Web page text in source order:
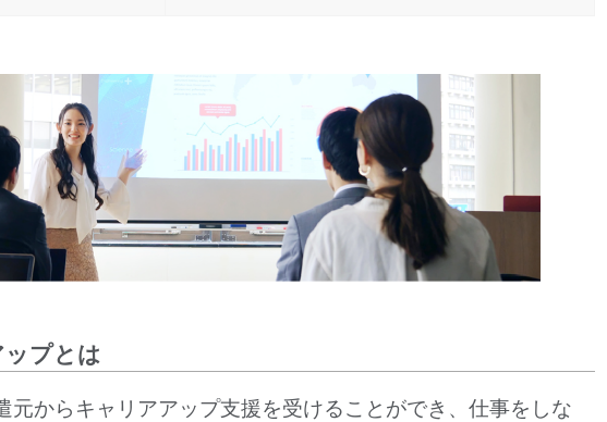
プとは
元からキャリアアップ支援を受けることができ、仕事をしな